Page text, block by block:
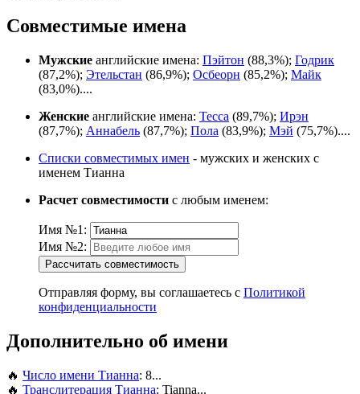
Совместимые имена
Мужские английские имена: Пэйтон (88,3%); Годрик
(87,2%); Этельстан (86,9%); Осбеорн (85,2%); Майк
(83,0%)....
Женские английские имена: Тесса (89,7%); Ирэн
(87,7%); Аннабель (87,7%); Пола (83,9%); Мэй (75,7%)....
Списки совместимых имен - мужских и женских с
именем Тианна
Расчет совместимости с любым именем:
Имя №1:
Имя №2:
Рассчитать совместимость
Отправляя форму, вы соглашаетесь с Политикой
конфиденциальности
Дополнительно об имени
🔥 Число имени Тианна: 8...
🔥 Транслитерация Тианна: Tianna...